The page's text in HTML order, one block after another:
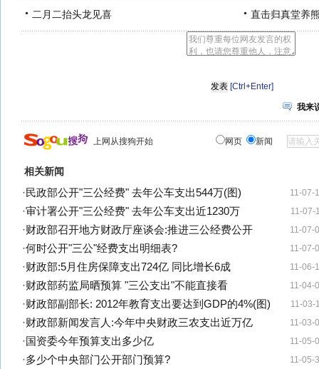
二月二抬头龙见喜 直击归真堂养
[Ctrl+Enter]
我来
上网从搜狗开始 网页 新闻
相关新闻
11-07-
·民政部公开"三公经费" 去年公车支出544万(图)
11-07-
·审计署公开"三公经费" 去年公车支出近1230万
11-07-
·财政部召开地方财政厅座谈会:推进三公经费公开
11-07-
·何时公开"三公"经费支出明细表?
11-06-
·财政部:5月住房保障支出724亿 同比增长6成
11-04-
·财政部药监局晒预算 "三公支出"不能直接看
11-03-
·财政部副部长: 2012年教育支出要达到GDP的4%(图)
11-03-
·财政部新闻发言人:今年中央财政三农支出近万亿
11-05-
· 国资委今年预算支出多少亿
11-05-
·多少个中央部门公开部门预算?